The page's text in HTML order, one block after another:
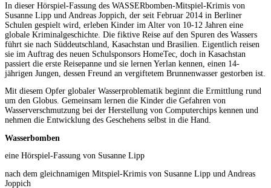
In dieser Hörspiel-Fassung des WASSERbomben-Mitspiel-Krimis von
Susanne Lipp und Andreas Joppich, der seit Februar 2014 in Berliner
Schulen gespielt wird, erleben Kinder im Alter von 10-12 Jahren eine
globale Kriminalgeschichte. Die fiktive Reise auf den Spuren des Wassers
führt sie nach Süddeutschland, Kasachstan und Brasilien. Eigentlich reisen
sie im Auftrag des neuen Schulsponsors HomeTec, doch in Kasachstan
passiert die erste Reisepanne und sie lernen Yerlan kennen, einen 14-
jährigen Jungen, dessen Freund an vergiftetem Brunnenwasser gestorben ist.
Mit diesem Opfer globaler Wasserproblematik beginnt die Ermittlung rund
um den Globus. Gemeinsam lernen die Kinder die Gefahren von
Wasserverschmutzung bei der Herstellung von Computerchips kennen und
nehmen die Entwicklung des Geschehens selbst in die Hand.
Wasserbomben
eine Hörspiel-Fassung von Susanne Lipp
nach dem gleichnamigen Mitspiel-Krimis von Susanne Lipp und Andreas
Joppich